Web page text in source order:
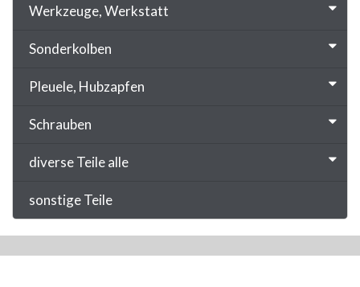
Werkzeuge, Werkstatt
Sonderkolben
Pleuele, Hubzapfen
Schrauben
diverse Teile alle
sonstige Teile